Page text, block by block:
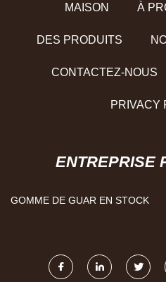
MAISON À
DES PRODUITS
CONTACTEZ-NOUS
PRIVACY
ENTREPRISE
GOMME DE GUAR EN STOCK